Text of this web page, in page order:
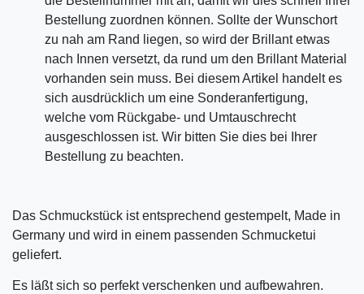
Bestellung zuordnen können. Sollte der Wunschort
zu nah am Rand liegen, so wird der Brillant etwas
nach Innen versetzt, da rund um den Brillant Material
vorhanden sein muss. Bei diesem Artikel handelt es
sich ausdrücklich um eine Sonderanfertigung,
welche vom Rückgabe- und Umtauschrecht
ausgeschlossen ist. Wir bitten Sie dies bei Ihrer
Bestellung zu beachten.
Das Schmuckstück ist entsprechend gestempelt, Made in
Germany und wird in einem passenden Schmucketui
geliefert.
Es läßt sich so perfekt verschenken und aufbewahren.